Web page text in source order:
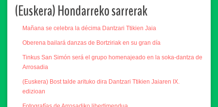
(Euskera) Hondarreko sarrerak
Mañana se celebra la décima Dantzari Ttikien Jaia
Oberena bailará danzas de Bortziriak en su gran día
Tinkus San Simón será el grupo homenajeado en la soka-dantza de
Arrosadia
(Euskera) Bost talde arituko dira Dantzari Ttikien Jaiaren IX.
edizioan